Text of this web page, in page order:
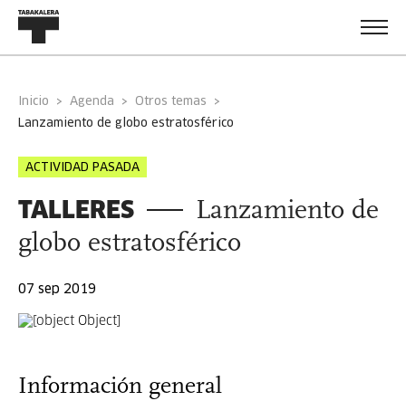
Inicio Agenda
Otros temas
lanzamiento de globo estratosférico
ACTIVIDAD PASADA
TALLERES
Lanzamiento de
globo estratosférico
07 sep 2019
Información general